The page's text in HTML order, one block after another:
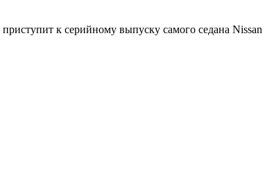
к серийному выпуску самого седана